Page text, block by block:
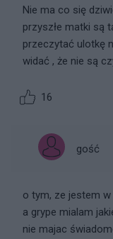
Nie ma co się
przyszłe matki są
przeczytać ulotkę
widać , że nie są
16
gość
o tym, ze jestem w
a grype mialam
nie majac